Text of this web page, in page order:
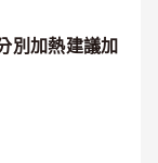
別加熱建議加